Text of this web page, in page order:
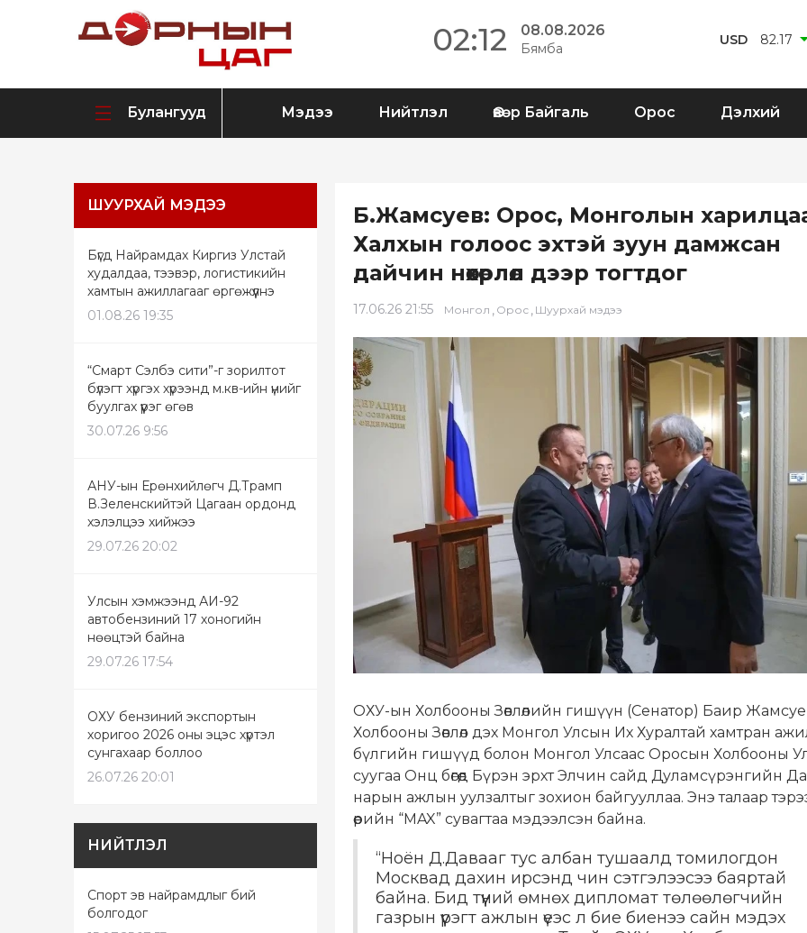
02:12 08.08.2026
Бямба
USD 82.17
Булангууд Мэдээ Нийтлэл Өвөр Байгаль Орос Дэлхий
ШУУРХАЙ МЭДЭЭ
Бүгд Найрамдах Киргиз Улстай
худалдаа, тээвэр, логистикийн
хамтын ажиллагааг өргөжүүлнэ
01.08.26 19:35
“Смарт Сэлбэ сити”-г зорилтот
бүлэгт хүргэх хүрээнд м.кв-ийн үнийг
буулгах үүрэг өгөв
30.07.26 9:56
АНУ-ын Ерөнхийлөгч Д.Трамп
В.Зеленскийтэй Цагаан ордонд
хэлэлцээ хийжээ
29.07.26 20:02
Улсын хэмжээнд АИ-92
автобензиний 17 хоногийн
нөөцтэй байна
29.07.26 17:54
ОХУ бензиний экспортын
хоригоо 2026 оны эцэс хүртэл
сунгахаар боллоо
26.07.26 20:01
НИЙТЛЭЛ
Спорт эв найрамдлыг бий
болгодог
Б.Жамсуев: Орос, Монголын
Халхын голоос эхтэй зуун дамжсан
дайчин нөхөрлөл дээр тогтдог
17.06.26 21:55 Монгол , Орос , Шуурхай мэдээ
ОХУ-ын Холбооны Зөвлөлийн гишүүн (Сенатор) Баир
Холбооны Зөвлөл дэх Монгол Улсын Их Хуралтай хамтран
бүлгийн гишүүд болон Монгол Улсаас Оросын Холбооны
суугаа Онц бөгөөд Бүрэн эрхт Элчин сайд Дуламсүрэнгийн
нарын ажлын уулзалтыг зохион байгууллаа. Энэ талаар
өөрийн “MAX” сувагтаа мэдээлсэн байна.
“Ноён Д.Давааг тус албан тушаалд томилогдон
Москвад дахин ирсэнд чин сэтгэлээсээ баяртай
байна. Бид түүний өмнөх дипломат төлөөлөгчийн
газрын үүрэгт ажлын үеэс л бие биенээ сайн мэдэх